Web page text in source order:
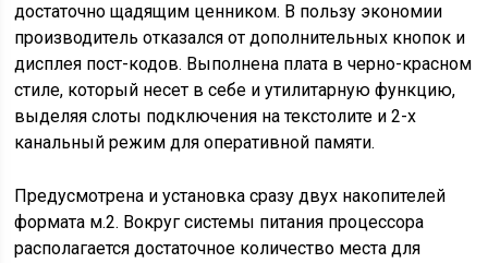
достаточно щадящим ценником. В пользу экономии
производитель отказался от дополнительных кнопок и
дисплея пост-кодов. Выполнена плата в черно-красном
стиле, который несет в себе и утилитарную функцию,
выделяя слоты подключения на текстолите и 2-х
канальный режим для оперативной памяти.
Предусмотрена и установка сразу двух накопителей
формата м.2. Вокруг системы питания процессора
располагается достаточное количество места для